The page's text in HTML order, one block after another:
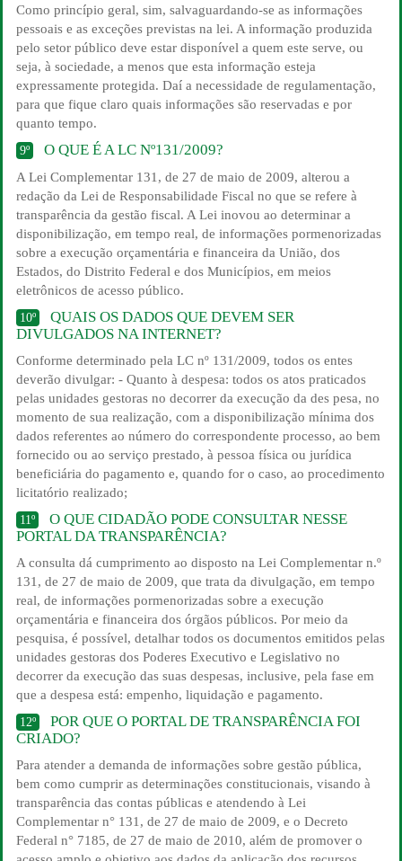
Como princípio geral, sim, salvaguardando-se as informações
pessoais e as exceções previstas na lei. A informação produzida
pelo setor público deve estar disponível a quem este serve, ou
seja, à sociedade, a menos que esta informação esteja
expressamente protegida. Daí a necessidade de regulamentação,
para que fique claro quais informações são reservadas e por
quanto tempo.
9º O QUE É A LC Nº131/2009?
A Lei Complementar 131, de 27 de maio de 2009, alterou a
redação da Lei de Responsabilidade Fiscal no que se refere à
transparência da gestão fiscal. A Lei inovou ao determinar a
disponibilização, em tempo real, de informações pormenorizadas
sobre a execução orçamentária e financeira da União, dos
Estados, do Distrito Federal e dos Municípios, em meios
eletrônicos de acesso público.
10º
QUAIS OS DADOS QUE DEVEM SER
DIVULGADOS NA INTERNET?
Conforme determinado pela LC nº 131/2009, todos os entes
deverão divulgar: - Quanto à despesa: todos os atos praticados
pelas unidades gestoras no decorrer da execução da des pesa, no
momento de sua realização, com a disponibilização mínima dos
dados referentes ao número do correspondente processo, ao bem
fornecido ou ao serviço prestado, à pessoa física ou jurídica
beneficiária do pagamento e, quando for o caso, ao procedimento
licitatório realizado;
11º
O QUE CIDADÃO PODE CONSULTAR NESSE
PORTAL DA TRANSPARÊNCIA?
A consulta dá cumprimento ao disposto na Lei Complementar n.º
131, de 27 de maio de 2009, que trata da divulgação, em tempo
real, de informações pormenorizadas sobre a execução
orçamentária e financeira dos órgãos públicos. Por meio da
pesquisa, é possível, detalhar todos os documentos emitidos pelas
unidades gestoras dos Poderes Executivo e Legislativo no
decorrer da execução das suas despesas, inclusive, pela fase em
que a despesa está: empenho, liquidação e pagamento.
12º
POR QUE O PORTAL DE TRANSPARÊNCIA FOI
CRIADO?
Para atender a demanda de informações sobre gestão pública,
bem como cumprir as determinações constitucionais, visando à
transparência das contas públicas e atendendo à Lei
Complementar n° 131, de 27 de maio de 2009, e o Decreto
Federal n° 7185, de 27 de maio de 2010, além de promover o